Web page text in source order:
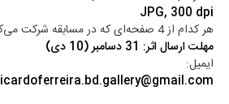
JPG, 300 dpi
هر کدام از 4 صفحه‌ای که در مسابقه شرکت می‌کنند باید شماره‌گذاری شوند.
مهلت ارسال اثر: 31 دسامبر (10 دی)
ایمیل: